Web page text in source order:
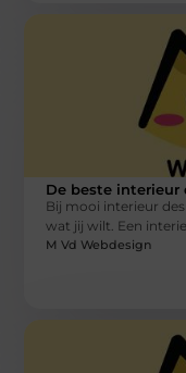
De beste interieur
Bij mooi interieur
wat jij wilt. Een
M Vd Webdesign